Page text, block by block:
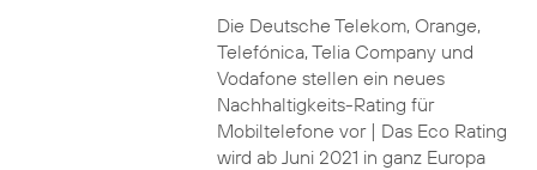
Die Deutsche Telekom, Orange,
Telefónica, Telia Company und
Vodafone stellen ein neues
Nachhaltigkeits-Rating für
Mobiltelefone vor | Das Eco Rating
wird ab Juni 2021 in ganz Europa